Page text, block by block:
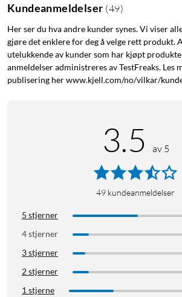
Kundeanmeldelser (49)
Her ser du hva andre kunder synes. Vi viser
gjøre det enklere for deg å velge rett produkt.
utelukkende av kunder som har kjøpt
anmeldelser administreres av TestFreaks. Les
publisering her www.kjell.com/no/vilkar/
3.5 av 5
49 kundeanmeldelser
5 stjerner
4 stjerner
3 stjerner
2 stjerner
1 stjerne